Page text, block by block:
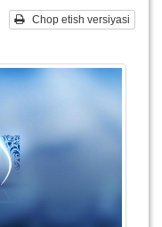
Chop etish versiyasi